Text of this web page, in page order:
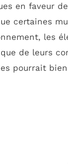
en faveur
certaines
les
de leurs
pourrait